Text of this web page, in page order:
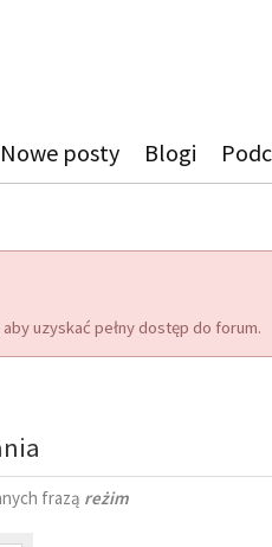
Nowe posty Blogi
aby uzyskać pełny dostęp do forum.
frazą reżim